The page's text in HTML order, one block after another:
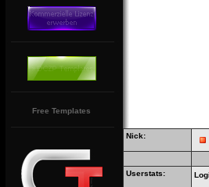
Free Templates
Nick:
Userstats: